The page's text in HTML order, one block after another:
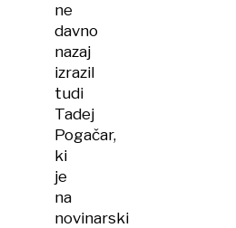
ne
davno
nazaj
izrazil
tudi
Tadej
Pogačar,
ki
je
na
novinarski